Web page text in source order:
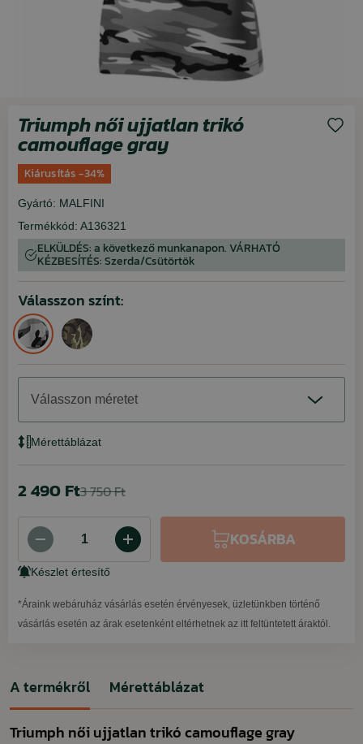
Triumph női ujjatlan trikó
camouflage gray
Kiárusítás -34%
Gyártó: MALFINI
Termékkód: A136321
ELKÜLDÉS: a következő munkanapon. VÁRHATÓ
KÉZBESÍTÉS: Szerda/Csütörtök
Válasszon színt:
Válasszon méretet
Mérettáblázat
2 490 Ft3 750 Ft
KOSÁRBA
Készlet értesítő
*Áraink webáruház vásárlás esetén érvényesek, üzletünkben történő
vásárlás esetén az árak esetenként eltérhetnek az itt feltüntetett áraktól.
A termékről Mérettáblázat
Triumph női ujjatlan trikó camouflage gray